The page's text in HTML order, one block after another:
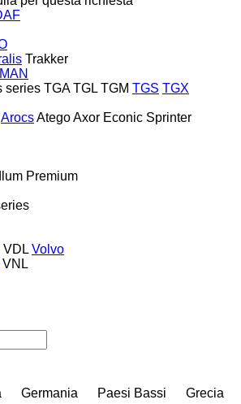
Trakker
MAN
series TGA TGL TGM TGS TGX
ArocsAtegoAxor Econic Sprinter
Premium
VDL Volvo
VNL
Germania Paesi Bassi
Grecia